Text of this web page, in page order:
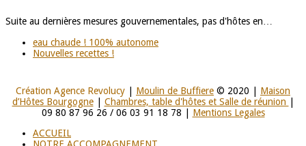
Suite au dernières mesures gouvernementales, pas d'hôtes en…
eau chaude ! 100% autonome
Nouvelles recettes !
Création Agence Revolucy Moulin de Buffiere © 2020 | Maison
d’Hôtes Bourgogne| Chambres, table d'hôtes et Salle de réunion
09 80 87 96 26 / 06 03 91 18 78 | Mentions Legales
ACCUEIL